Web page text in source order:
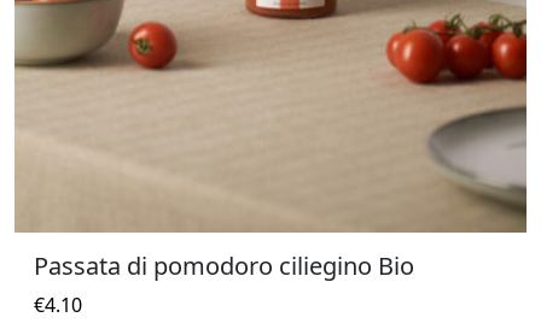
Passata di pomodoro ciliegino Bio
€4.10